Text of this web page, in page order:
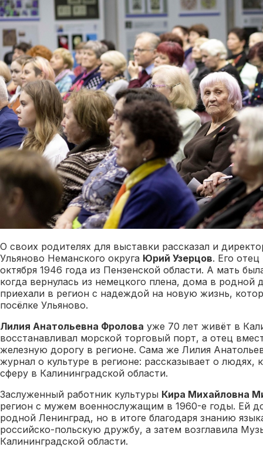
О своих родителях для выставки рассказал и
Ульяново Неманского округа Юрий Узерцов. Его
октября 1946 года из Пензенской области. А мать
когда вернулась из немецкого плена, дома в родной
приехали в регион с надеждой на новую жизнь,
посёлке Ульяново.
Лилия Анатольевна Фролова уже 70 лет живёт в
восстанавливал морской торговый порт, а отец
железную дорогу в регионе. Сама же Лилия
журнал о культуре в регионе: рассказывает о людях,
сферу в Калининградской области.
Заслуженный работник культуры Кира Михайловна
регион с мужем военнослужащим в 1960-е годы. Ей
родной Ленинград, но в итоге благодаря знанию
российско-польскую дружбу, а затем возглавила
Калининградской области.